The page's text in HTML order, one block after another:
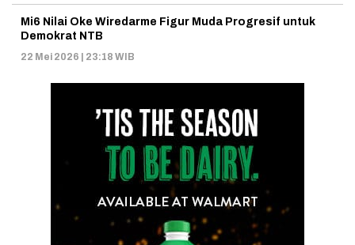
Mi6 Nilai Oke Wiredarme Figur Muda Progresif untuk
Demokrat NTB
22 Mei 2026 | 23:18 WIB